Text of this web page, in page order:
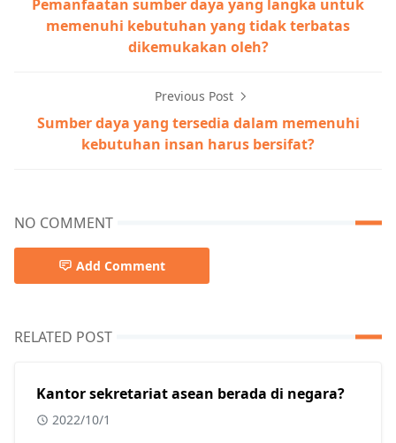
Pemanfaatan sumber daya yang langka untuk
memenuhi kebutuhan yang tidak terbatas
dikemukakan oleh?
Previous Post
Sumber daya yang tersedia dalam memenuhi
kebutuhan insan harus bersifat?
NO COMMENT
Add Comment
RELATED POST
Kantor sekretariat asean berada di negara?
2022/10/1